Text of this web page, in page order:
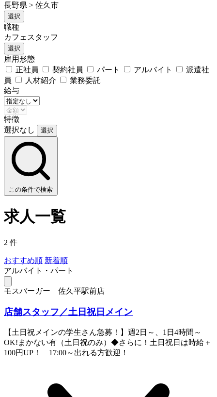
長野県 > 佐久市
選択
職種
カフェスタッフ
選択
雇用形態
正社員
契約社員 パート アルバイト
派遣社
員
人材紹介
業務委託
給与
特徴
選択なし
選択
この条件で検索
求人一覧
2 件
おすすめ順 新着順
アルバイト・パート
モスバーガー 佐久平駅前店
店舗スタッフ／土日祝日メイン
【土日祝メインの学生さん急募！】週2日～、1日4時間～
OK!まかない有（土日祝のみ）◆さらに！土日祝日は時給＋
100円UP！ 17:00～出れる方歓迎！